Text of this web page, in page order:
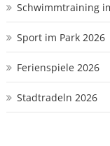
Schwimmtraining
Sport im Park 2026
Ferienspiele 2026
Stadtradeln 2026